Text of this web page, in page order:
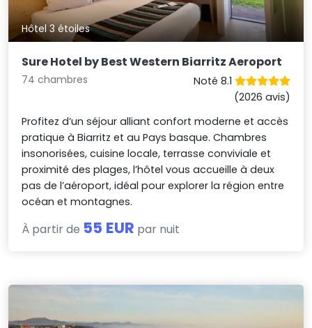
Hôtel 3 étoiles
Sure Hotel by Best Western Biarritz Aeroport
74 chambres
Noté 8.1
(2026 avis)
Profitez d’un séjour alliant confort moderne et accès
pratique à Biarritz et au Pays basque. Chambres
insonorisées, cuisine locale, terrasse conviviale et
proximité des plages, l’hôtel vous accueille à deux
pas de l’aéroport, idéal pour explorer la région entre
océan et montagnes.
À partir de 55 EUR par nuit